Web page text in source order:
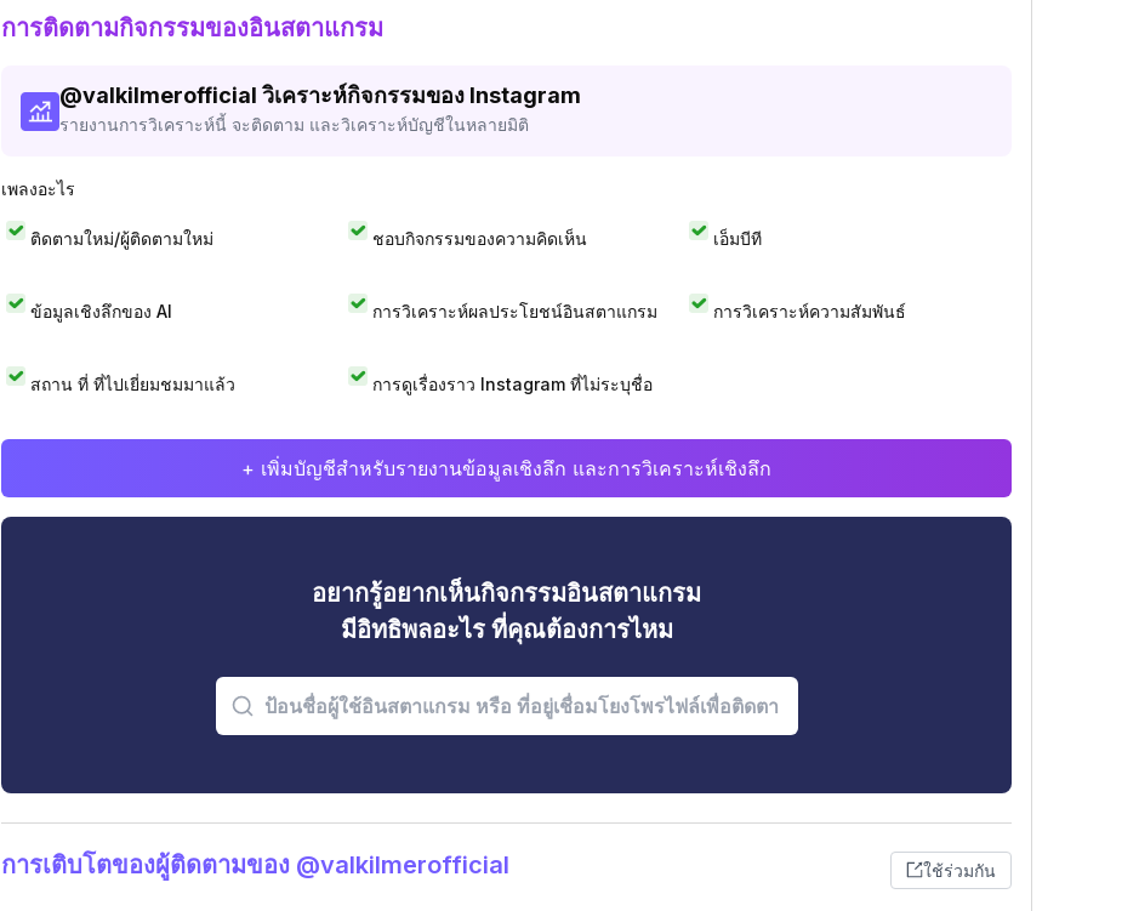
การติดตามกิจกรรมของอินสตาแกรม
@valkilmerofficial วิเคราะห์กิจกรรมของ Instagram
รายงานการวิเคราะห์นี้ จะติดตาม และวิเคราะห์บัญชีในหลายมิติ
เพลงอะไร
ติดตามใหม่/ผู้ติดตามใหม่ ชอบกิจกรรมของความคิดเห็น เอ็มบีที
ข้อมูลเชิงลึกของ AI การวิเคราะห์ผลประโยชน์อินสตาแกรม การวิเคราะห์ความสัมพันธ์
สถาน ที่ ที่ไปเยี่ยมชมมาแล้ว การดูเรื่องราว Instagram ที่ไม่ระบุชื่อ
+ เพิ่มบัญชีสำหรับรายงานข้อมูลเชิงลึก และการวิเคราะห์เชิงลึก
อยากรู้อยากเห็นกิจกรรมอินสตาแกรม
มีอิทธิพลอะไร ที่คุณต้องการไหม
การเติบโตของผู้ติดตามของ @valkilmerofficial ใช้ร่วมกัน